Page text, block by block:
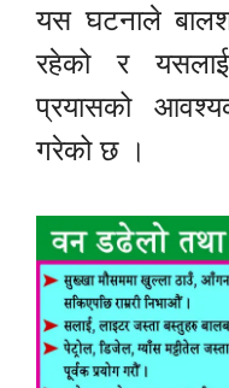
यस घटनाले
रहेको र
प्रयासको
गरेको छ ।